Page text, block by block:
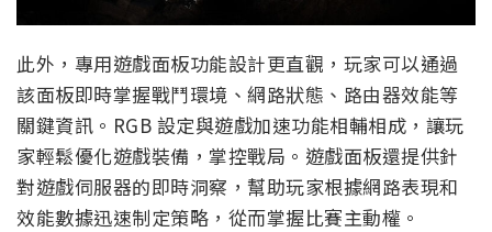
此外，專用遊戲面板功能設計更直觀，玩家可以通過
該面板即時掌握戰鬥環境、網路狀態、路由器效能等
關鍵資訊。RGB 設定與遊戲加速功能相輔相成，讓玩
家輕鬆優化遊戲裝備，掌控戰局。遊戲面板還提供針
對遊戲伺服器的即時洞察，幫助玩家根據網路表現和
效能數據迅速制定策略，從而掌握比賽主動權。